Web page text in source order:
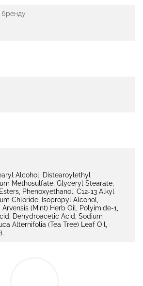
бренду
Alcohol, Distearoylethyl
Methosulfate, Glyceryl Stearate,
Phenoxyethanol, C12-13 Alkyl
Chloride, Isopropyl Alcohol,
(Mint) Herb Oil, Polyimide-1,
Dehydroacetic Acid, Sodium
Alternifolia (Tea Tree) Leaf Oil,